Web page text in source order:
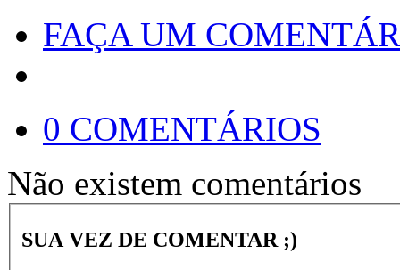
FAÇA UM
0 COMENTÁRIOS
Não existem comentários
SUA VEZ DE COMENTAR ;)